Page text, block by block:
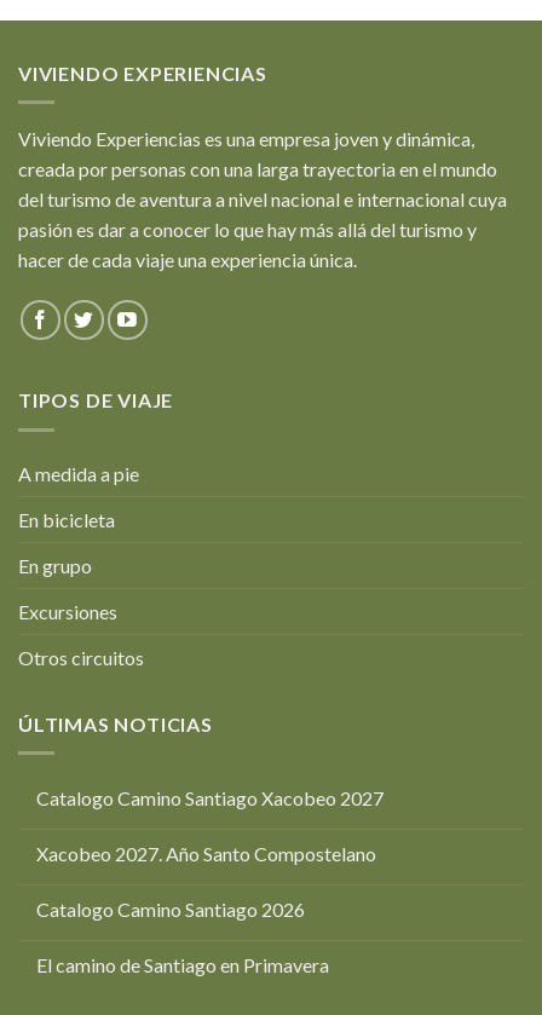
VIVIENDO EXPERIENCIAS
Viviendo Experiencias es una empresa joven y dinámica,
creada por personas con una larga trayectoria en el mundo
del turismo de aventura a nivel nacional e internacional cuya
pasión es dar a conocer lo que hay más allá del turismo y
hacer de cada viaje una experiencia única.
TIPOS DE VIAJE
A medida a pie
En bicicleta
En grupo
Excursiones
Otros circuitos
ÚLTIMAS NOTICIAS
Catalogo Camino Santiago Xacobeo 2027
Xacobeo 2027. Año Santo Compostelano
Catalogo Camino Santiago 2026
El camino de Santiago en Primavera